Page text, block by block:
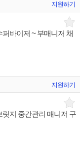
지원하기
퍼바이저 ~ 부매니저 채
지원하기
지 중간관리 매니저 구